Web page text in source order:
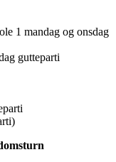
1 mandag og onsdag
gutteparti